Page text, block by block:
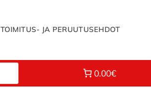
TOIMITUS- JA PERUUTUSEHDOT
0.00€